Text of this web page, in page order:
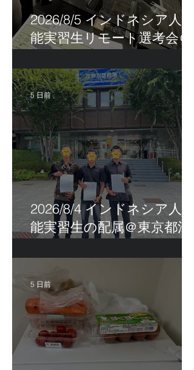
2026/8/5 インドネシア人技
能実習生リモート選考会＠
2026/8/4 インドネシア人技
能実習生の配属＠東京都江
5 日前
5 日前